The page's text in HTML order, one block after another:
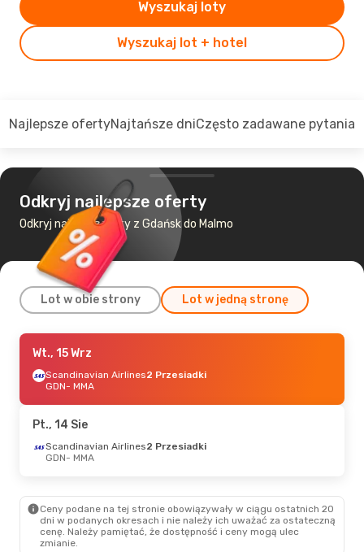
Wyszukaj lot + hotel
Wyszukaj loty
Najlepsze ofertyNajtańsze dniCzęsto zadawane pytania
Odkryj najlepsze oferty
Odkryj najtańsze loty z Gdańsk do Malmo
Lot w obie strony Lot w jedną stronę
Czw., 10 Wrz
Scandinavian Airlines
2 Przesiadki
Scandinavian Airlines
2 Przesiadki
MMA - GDN
2 Przesiadki
GDN - MMA
Scandinavian Airlines
2 Przesiadki
MMA- GDN
Wt., 15 Wrz
Scandinavian Airlines2 Przesiadki
GDN- MMA
Pt., 14 Sie
Scandinavian Airlines2 Przesiadki
GDN- MMA
Ceny podane na tej stronie obowiązywały w ciągu ostatnich 20
dni w podanych okresach i nie należy ich uważać za ostateczną
cenę. Należy pamiętać, że dostępność i ceny mogą ulec
zmianie.